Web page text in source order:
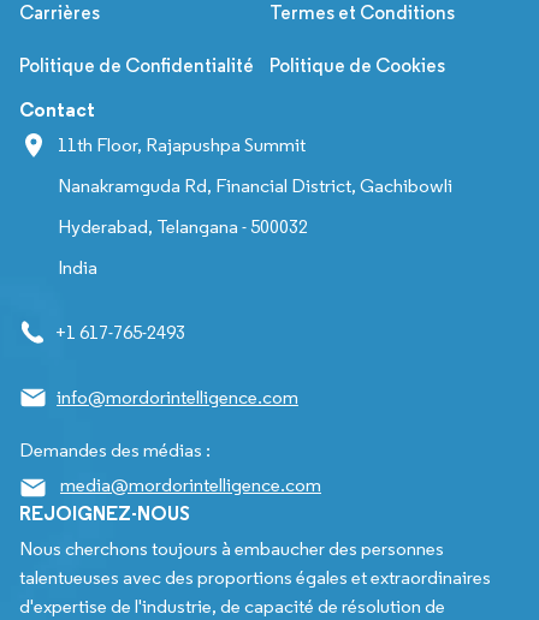
Carrières Termes et Conditions
Politique de Confidentialité Politique de Cookies
Contact
11th Floor, Rajapushpa Summit
Nanakramguda Rd, Financial District, Gachibowli
Hyderabad, Telangana - 500032
India
+1 617-765-2493
info@mordorintelligence.com
Demandes des médias :
media@mordorintelligence.com
REJOIGNEZ-NOUS
Nous cherchons toujours à embaucher des personnes
talentueuses avec des proportions égales et extraordinaires
d'expertise de l'industrie, de capacité de résolution de